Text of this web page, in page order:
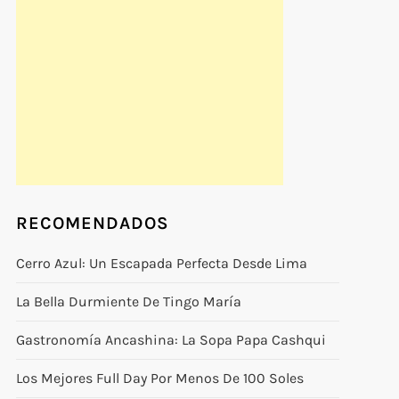
RECOMENDADOS
Cerro Azul: Un Escapada Perfecta Desde Lima
La Bella Durmiente De Tingo María
Gastronomía Ancashina: La Sopa Papa Cashqui
Los Mejores Full Day Por Menos De 100 Soles